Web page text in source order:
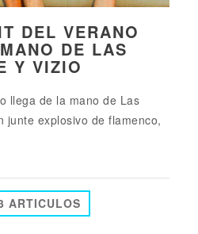
DEL VERANO
DE LAS
Y VIZIO
llega de la mano de Las
junte explosivo de flamenco,
ARTICULOS